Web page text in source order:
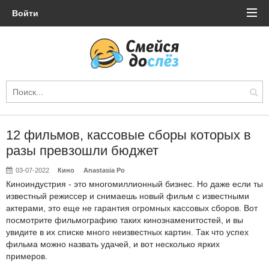
Войти
12 фильмов, кассовые сборы которых в
разы превзошли бюджет
03-07-2022 Кино Anastasia Po
Киноиндустрия - это многомиллионный бизнес. Но даже если ты
известный режиссер и снимаешь новый фильм с известными
актерами, это еще не гарантия огромных кассовых сборов. Вот
посмотрите фильмографию таких кинознаменитостей, и вы
увидите в их списке много неизвестных картин. Так что успех
фильма можно назвать удачей, и вот несколько ярких
примеров.